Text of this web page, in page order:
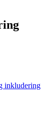
inkludering